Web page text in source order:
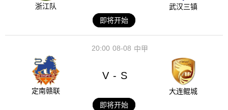
浙江队
武汉三镇
即将开始
08-08
20:00 中甲
定南赣联
V - S
大连鲲城
即将开始